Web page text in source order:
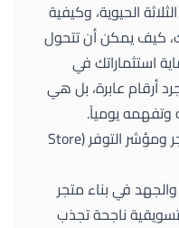
الحيوية، وكيفية
كيف يمكن أن تتحول
استثماراتك في
أرقام عابرة، بل هي
يومياً.
الرقم الأول: استمرارية عمل المتجر ومؤشر التوفر (Store
في بناء متجر
ناجحة تجذب